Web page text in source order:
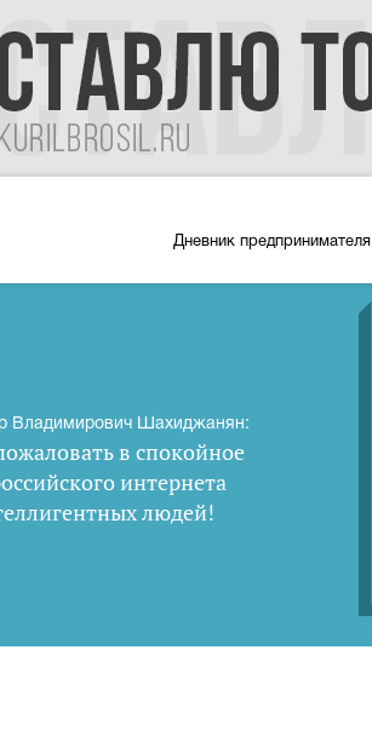
Дневник предпринимателя
Владимирович Шахиджанян:
в спокойное
интернета
людей!